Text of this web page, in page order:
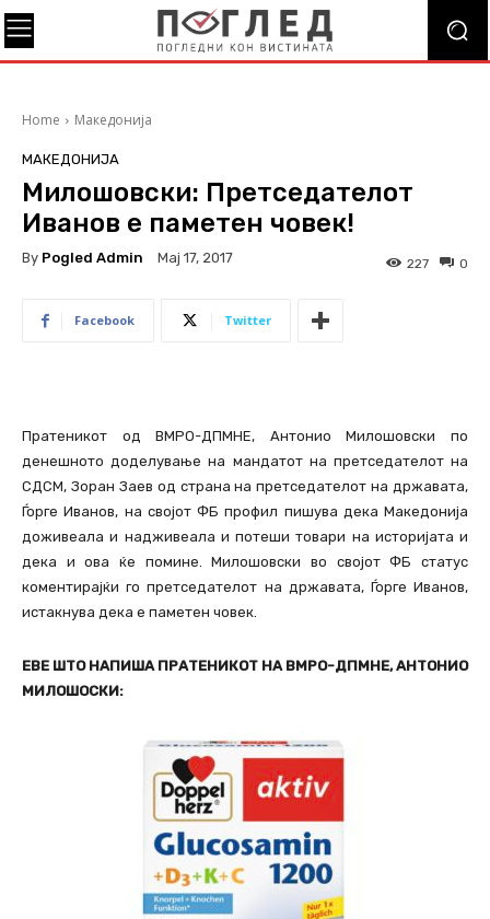
Home Македонија
МАКЕДОНИЈА
Милошовски: Претседателот
Иванов е паметен човек!
By Pogled Admin Мај 17, 2017 0
227
Facebook Twitter
Пратеникот од ВМРО-ДПМНЕ, Антонио Милошовски по
денешното доделување на мандатот на претседателот на
СДСМ, Зоран Заев од страна на претседателот на државата,
Ѓорге Иванов, на својот ФБ профил пишува дека Македонија
доживеала и надживеала и потеши товари на историјата и
дека и ова ќе помине. Милошовски во својот ФБ статус
коментирајќи го претседателот на државата, Ѓорге Иванов,
истакнува дека е паметен човек.
ЕВЕ ШТО НАПИША ПРАТЕНИКОТ НА ВМРО-ДПМНЕ, АНТОНИО
МИЛОШОСКИ: